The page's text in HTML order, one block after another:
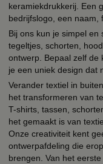
keramiekdrukkerij. Een
bedrijfslogo, een naam,
Bij ons kun je simpel en
tegeltjes, schorten,
ontwerp. Bepaal zelf de
je een uniek design dat
Verander textiel in
het transformeren van
T-shirts, tassen,
het gemaakt is van
Onze creativiteit kent
ontwerpafdeling die
brengen. Van het